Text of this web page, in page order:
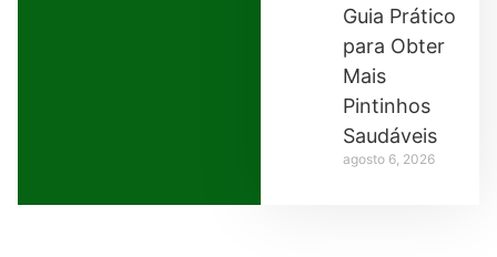
Guia Prático
para Obter
Mais
Pintinhos
Saudáveis
agosto 6, 2026